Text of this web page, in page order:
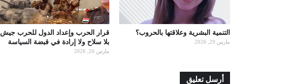
التنمية البشرية وعلاقتها بالحروب؟
مارس 29, 2026
قرار الحرب وإعداد الدول للحرب جيش
بلا سلاح ولا إرادة في قبضة السياسة
مارس 26, 2026
أرسل تعليق